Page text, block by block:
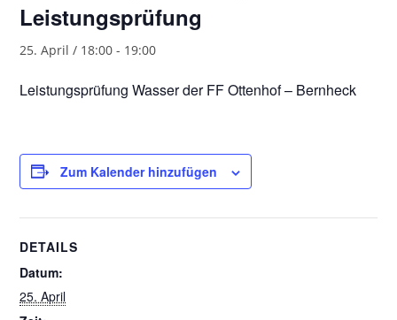
Leistungsprüfung
25. April / 18:00 - 19:00
Leistungsprüfung Wasser der FF Ottenhof – Bernheck
Zum Kalender hinzufügen
DETAILS
Datum:
25. April